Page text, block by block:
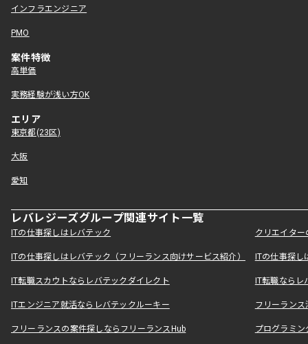
インフラエンジニア
PMO
案件特徴
高単価
実務経験が浅い方OK
エリア
東京都(23区)
大阪
愛知
レバレジーズグループ関連サイト一覧
ITの仕事探しはレバテック クリエイタ
ITの仕事探しはレバテック（フリーランス向けサービス紹介） ITの仕事探
IT転職スカウトならレバテックダイレクト IT転職なら
ITエンジニア就活ならレバテックルーキー フリーラン
フリーランスの案件探しならフリーランスHub プログラミ